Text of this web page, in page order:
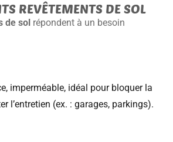
REVÊTEMENTS DE SOL
de sol répondent à un besoin
imperméable, idéal pour bloquer la
l’entretien (ex. : garages, parkings).